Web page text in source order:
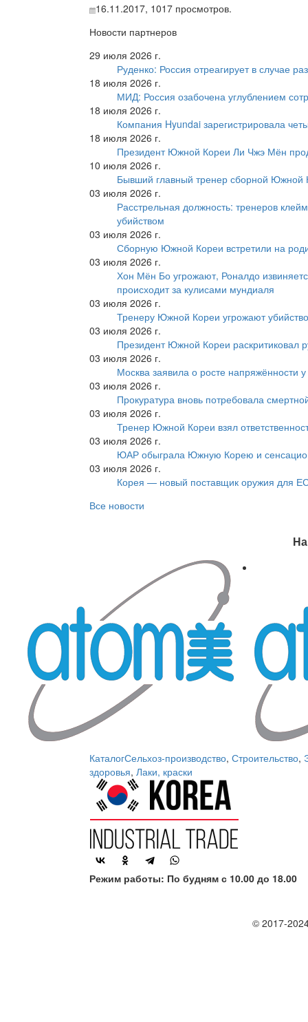
16.11.2017, 1017 просмотров.
Новости партнеров
29 июля 2026 г.
Руденко: Россия отреагирует в случае
18 июля 2026 г.
МИД: Россия озабочена углублением
18 июля 2026 г.
Компания Hyundai зарегистрировала
18 июля 2026 г.
Президент Южной Кореи Ли Чжэ Мён
10 июля 2026 г.
Бывший главный тренер сборной Южной
03 июля 2026 г.
Расстрельная должность: тренеров
убийством
03 июля 2026 г.
Сборную Южной Кореи встретили на
03 июля 2026 г.
Хон Мён Бо угрожают, Роналдо
происходит за кулисами мундиаля
03 июля 2026 г.
Тренеру Южной Кореи угрожают
03 июля 2026 г.
Президент Южной Кореи раскритиковал
03 июля 2026 г.
Москва заявила о росте
03 июля 2026 г.
Прокуратура вновь потребовала
03 июля 2026 г.
Тренер Южной Кореи взял
03 июля 2026 г.
ЮАР обыграла Южную Корею и
03 июля 2026 г.
Корея — новый поставщик оружия для
Все новости
КаталогСельхоз-производство, Строительство,
здоровья, Лаки, краски
Режим работы: По будням с 10.00 до 18.00
© 2017-